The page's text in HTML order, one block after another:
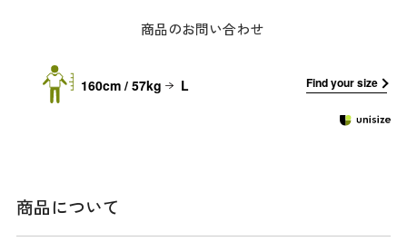
商品のお問い合わせ
160cm / 57kg L Find your size
商品について